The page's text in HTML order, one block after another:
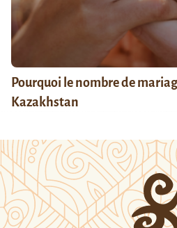
Pourquoi le nombre de
Kazakhstan